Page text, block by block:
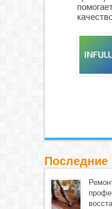
Последние